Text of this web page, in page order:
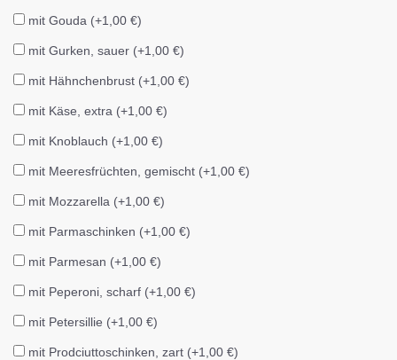
mit Gouda (+1,00 €)
mit Gurken, sauer (+1,00 €)
mit Hähnchenbrust (+1,00 €)
mit Käse, extra (+1,00 €)
mit Knoblauch (+1,00 €)
mit Meeresfrüchten, gemischt (+1,00 €)
mit Mozzarella (+1,00 €)
mit Parmaschinken (+1,00 €)
mit Parmesan (+1,00 €)
mit Peperoni, scharf (+1,00 €)
mit Petersillie (+1,00 €)
mit Prodciuttoschinken, zart (+1,00 €)